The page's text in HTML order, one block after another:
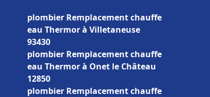
plombier Remplacement chauffe
eau Thermor à Villetaneuse
93430
plombier Remplacement chauffe
eau Thermor à Onet le Château
12850
plombier Remplacement chauffe